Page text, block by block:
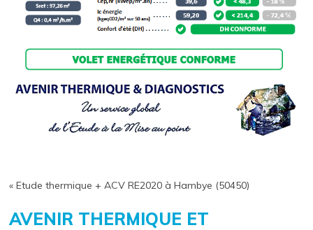
« Etude thermique + ACV RE2020 à Hambye (50450)
AVENIR THERMIQUE ET